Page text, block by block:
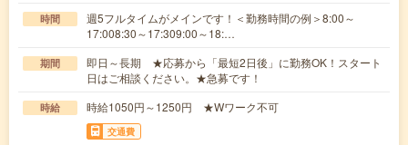
時間
週5フルタイムがメインです！＜勤務時間の例＞8:00～
17:008:30～17:309:00～18:…
期間
即日～長期 ★応募から「最短2日後」に勤務OK！スタート
日はご相談ください。★急募です！
時給 時給1050円～1250円 ★Wワーク不可
交通費